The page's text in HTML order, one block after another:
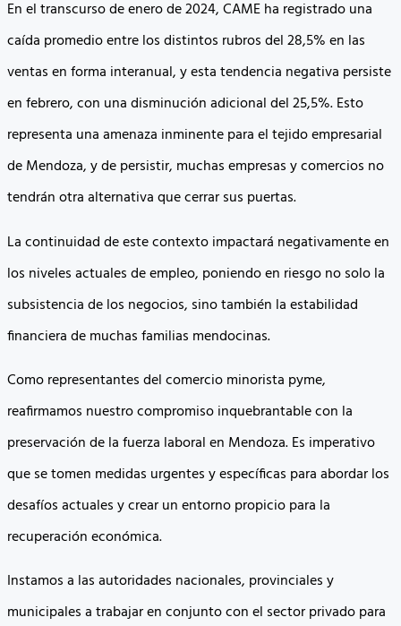
En el transcurso de enero de 2024, CAME ha registrado una
caída promedio entre los distintos rubros del 28,5% en las
ventas en forma interanual, y esta tendencia negativa persiste
en febrero, con una disminución adicional del 25,5%. Esto
representa una amenaza inminente para el tejido empresarial
de Mendoza, y de persistir, muchas empresas y comercios no
tendrán otra alternativa que cerrar sus puertas.
La continuidad de este contexto impactará negativamente en
los niveles actuales de empleo, poniendo en riesgo no solo la
subsistencia de los negocios, sino también la estabilidad
financiera de muchas familias mendocinas.
Como representantes del comercio minorista pyme,
reafirmamos nuestro compromiso inquebrantable con la
preservación de la fuerza laboral en Mendoza. Es imperativo
que se tomen medidas urgentes y específicas para abordar los
desafíos actuales y crear un entorno propicio para la
recuperación económica.
Instamos a las autoridades nacionales, provinciales y
municipales a trabajar en conjunto con el sector privado para